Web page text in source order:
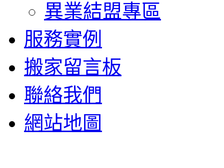
異業結盟專區
服務實例
搬家留言板
聯絡我們
網站地圖